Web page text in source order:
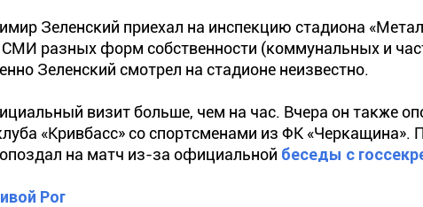
Зеленский приехал на инспекцию стадиона
СМИ разных форм собственности (коммунальных и
Зеленский смотрел на стадионе неизвестно.
визит больше, чем на час. Вчера он также
«Кривбасс» со спортсменами из ФК «Черкащина».
на матч из-за официальной беседы с
Рог